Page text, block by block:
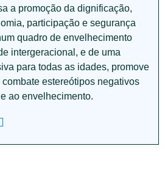
a promoção da dignificação,
participação e segurança
quadro de envelhecimento
intergeracional, e de uma
para todas as idades, promove
estereótipos negativos
ao envelhecimento.